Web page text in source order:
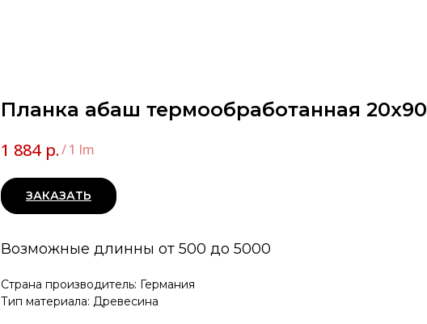
Планка абаш термообработанная 20х90
1 884 р./1 lm
ЗАКАЗАТЬ
Возможные длинны от 500 до 5000
Страна производитель: Германия
Тип материала: Древесина